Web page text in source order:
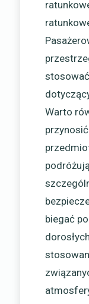
Warto
biegać